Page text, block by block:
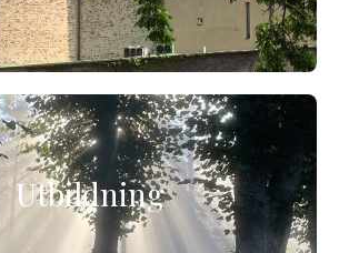
Utbildning